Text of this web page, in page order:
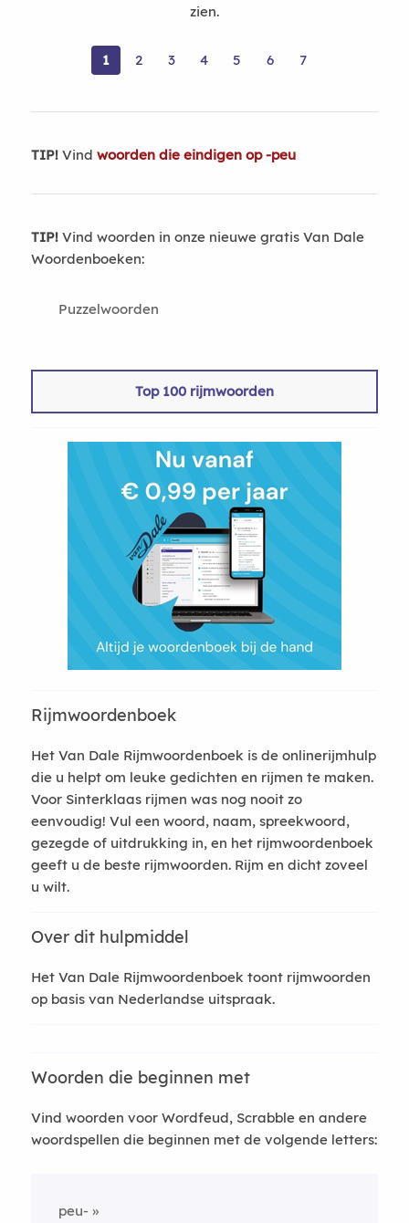
zien.
1 2 3 4 5 6 7
TIP!Vind woorden die eindigen op -peu
TIP!Vind woorden in onze nieuwe gratis Van Dale
Woordenboeken:
Puzzelwoorden
Top 100 rijmwoorden
Rijmwoordenboek
Het Van Dale Rijmwoordenboek is de onlinerijmhulp
die u helpt om leuke gedichten en rijmen te maken.
Voor Sinterklaas rijmen was nog nooit zo
eenvoudig! Vul een woord, naam, spreekwoord,
gezegde of uitdrukking in, en het rijmwoordenboek
geeft u de beste rijmwoorden. Rijm en dicht zoveel
u wilt.
Over dit hulpmiddel
Het Van Dale Rijmwoordenboek toont rijmwoorden
op basis van Nederlandse uitspraak.
Woorden die beginnen met
Vind woorden voor Wordfeud, Scrabble en andere
woordspellen die beginnen met de volgende letters:
peu-